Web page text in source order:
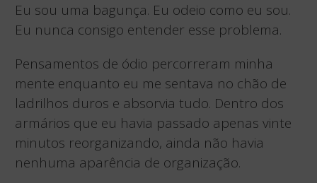
Eu sou uma bagunça. Eu odeio como eu sou.
Eu nunca consigo entender esse problema.
Pensamentos de ódio percorreram minha
mente enquanto eu me sentava no chão de
ladrilhos duros e absorvia tudo. Dentro dos
armários que eu havia passado apenas vinte
minutos reorganizando, ainda não havia
nenhuma aparência de organização.